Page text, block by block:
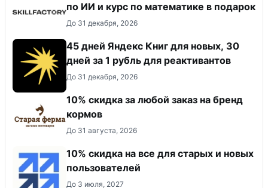
по ИИ и курс по математике в подарок
До 31 декабря, 2026
45 дней Яндекс Книг для новых, 30
дней за 1 рубль для реактивантов
До 31 декабря, 2026
10% скидка за любой заказ на бренд
кормов
До 31 августа, 2026
10% скидка на все для старых и новых
пользователей
До 3 июля, 2027